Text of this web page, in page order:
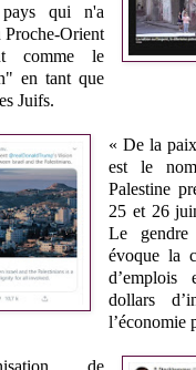
qui n'a
Proche-Orient
comme le
en tant que
Juifs.
« De la
est le
Palestine
25 et 26
Le
évoque la
dollars
l’économie
de